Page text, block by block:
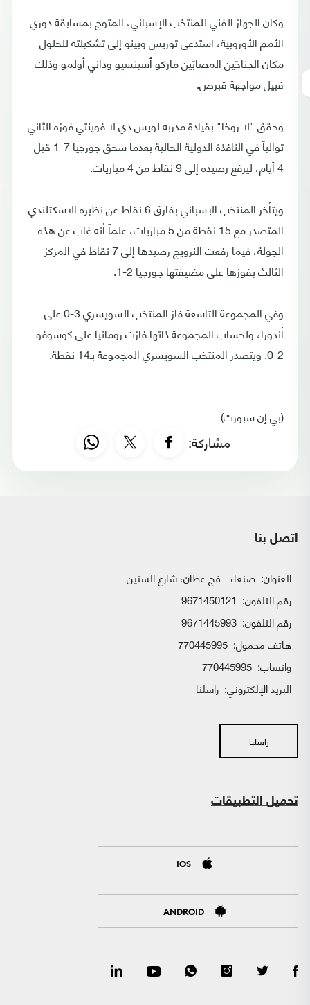
وكان الجهاز الفني للمنتخب الإسباني، المتوج بمسابقة دوري
الأمم الأوروبية، استدعى توريس وبينو إلى تشكيلته للحلول
مكان الجناحَين المصابَين ماركو أسينسيو وداني أولمو وذلك
قبيل مواجهة قبرص.
وحقق "لا روخا" بقيادة مدربه لويس دي لا فوينتي فوزه الثاني
توالياً في النافذة الدولية الحالية بعدما سحق جورجيا 7-1 قبل
4 أيام، ليرفع رصيده إلى 9 نقاط من 4 مباريات.
ويتأخر المنتخب الإسباني بفارق 6 نقاط عن نظيره الاسكتلندي
المتصدر مع 15 نقطة من 5 مباريات، علماً أنه غاب عن هذه
الجولة، فيما رفعت النرويج رصيدها إلى 7 نقاط في المركز
الثالث بفوزها على مضيفتها جورجيا 2-1.
وفي المجموعة التاسعة فاز المنتخب السويسري 3-0 على
أندورا، ولحساب المجموعة ذاتها فازت رومانيا على كوسوفو
2-0. ويتصدر المنتخب السويسري المجموعة بـ14 نقطة.
(بي إن سبورت)
مشاركة:
اتصل بنا
العنوان: صنعاء - فج عطان، شارع الستين
رقم التلفون: 9671450121
رقم التلفون: 9671445993
هاتف محمول: 770445995
واتساب:
البريد الإلكتروني: راسلنا
راسلنا
تحميل التطبيقات
IOS
ANDROID